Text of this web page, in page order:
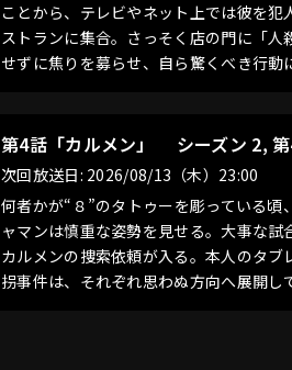
ことから、テレビやネット上では彼を
ストランに集合。さっそく店の門に「
せずに焦りを募らせ、自ら驚くべき行動
第4話「カルメン」 シーズン 2,
次回放送日: 2026/08/13（木）23:00
何者かが“８”のタトゥーを彫っている
ャマンは慎重な姿勢を見せる。大事な
カルメンの捜索依頼が入る。本人のタ
拐事件は、それぞれ思わぬ方向へ展開し